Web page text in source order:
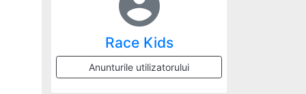
Race Kids
Anunturile utilizatorului